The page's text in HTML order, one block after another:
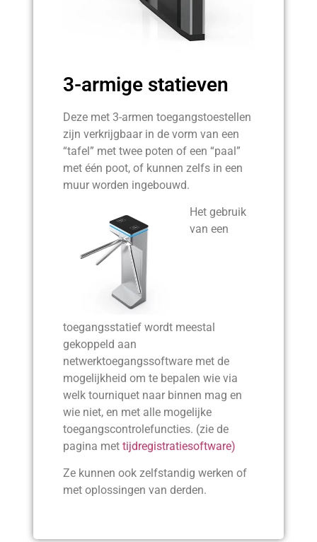
3-armige statieven
Deze met 3-armen toegangstoestellen
zijn verkrijgbaar in de vorm van een
“tafel” met twee poten of een “paal”
met één poot, of kunnen zelfs in een
muur worden ingebouwd.
Het gebruik
van een
toegangsstatief wordt meestal
gekoppeld aan
netwerktoegangssoftware met de
mogelijkheid om te bepalen wie via
welk tourniquet naar binnen mag en
wie niet, en met alle mogelijke
toegangscontrolefuncties. (zie de
pagina met tijdregistratiesoftware)
Ze kunnen ook zelfstandig werken of
met oplossingen van derden.